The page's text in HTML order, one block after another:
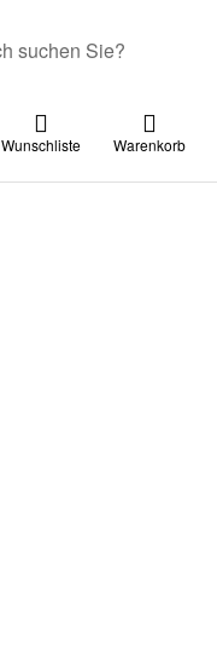
Wunschliste Warenkorb